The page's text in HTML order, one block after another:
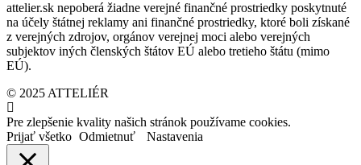
attelier.sk nepoberá žiadne verejné finančné prostriedky poskytnuté
na účely štátnej reklamy ani finančné prostriedky, ktoré boli získané
z verejných zdrojov, orgánov verejnej moci alebo verejných
subjektov iných členských štátov EÚ alebo tretieho štátu (mimo
EÚ).
© 2025 ATTELIÉR
Pre zlepšenie kvality našich stránok používame cookies.
Prijať všetko Odmietnuť Nastavenia